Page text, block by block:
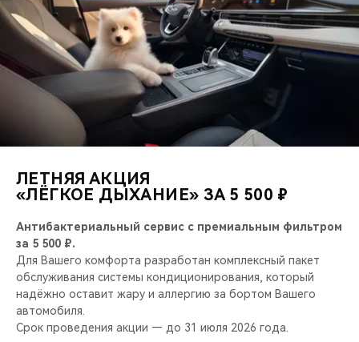
ЛЕТНЯЯ АКЦИЯ
«ЛЁГКОЕ ДЫХАНИЕ» ЗА 5 500 ₽
Антибактериальный сервис с премиальным фильтром
за 5 500 ₽.
Для Вашего комфорта разработан комплексный пакет
обслуживания системы кондиционирования, который
надёжно оставит жару и аллергию за бортом Вашего
автомобиля.
Срок проведения акции — до 31 июля 2026 года.